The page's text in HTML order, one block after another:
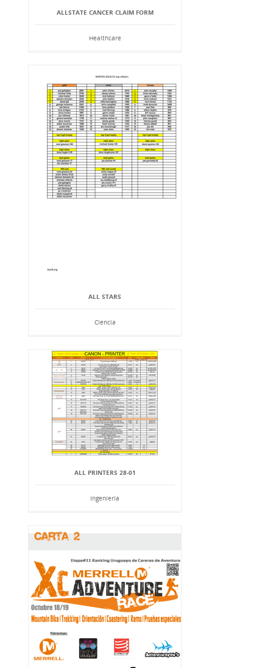
ALLSTATE CANCER CLAIM FORM
Healthcare
ALL STARS
Ciencia
ALL PRINTERS 28-01
Ingeniería